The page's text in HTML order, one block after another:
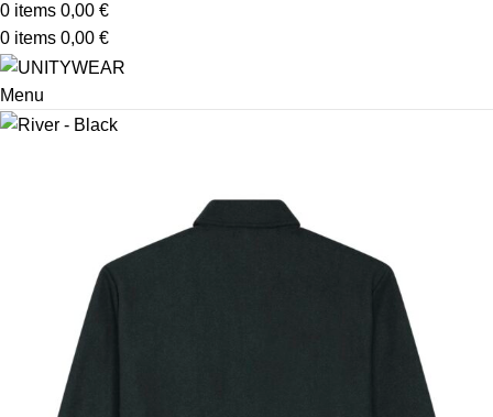
0 items 0,00 €
0 items 0,00 €
Menu